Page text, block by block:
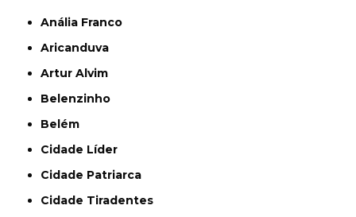
Anália Franco
Aricanduva
Artur Alvim
Belenzinho
Belém
Cidade Líder
Cidade Patriarca
Cidade Tiradentes